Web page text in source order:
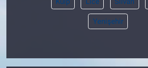
Yenişehir